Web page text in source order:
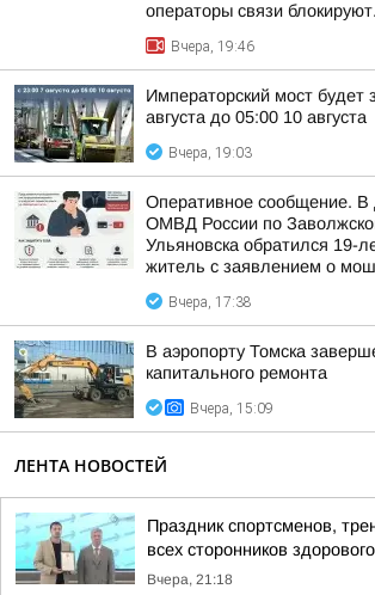
операторы связи
Вчера, 19:46
Императорский мост будет
августа до 05:00 10 августа
Вчера, 19:03
Оперативное сообщение. В
ОМВД России по
Ульяновска обратился 19-
житель с заявлением о
Вчера, 17:38
В аэропорту Томска
капитального ремонта
Вчера, 15:09
ЛЕНТА НОВОСТЕЙ
Праздник спортсменов,
всех сторонников
Вчера, 21:18